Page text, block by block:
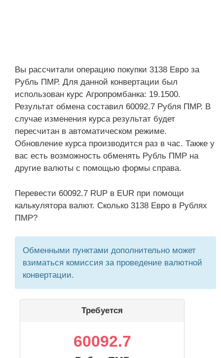
Вы рассчитали операцию покупки 3138 Евро за
Рубль ПМР. Для данной конвертации был
использован курс Агропромбанка: 19.1500.
Результат обмена составил 60092.7 Рубля ПМР. В
случае изменения курса результат будет
пересчитан в автоматическом режиме.
Обновление курса производится раз в час. Также у
вас есть возможность обменять Рубль ПМР на
другие валюты с помощью формы справа.
Перевести 60092.7 RUP в EUR при помощи
калькулятора валют. Сколько 3138 Евро в Рублях
ПМР?
Обменными пунктами дополнительно может
взиматься комиссия за проведение валютной
конвертации.
Требуется
60092.7